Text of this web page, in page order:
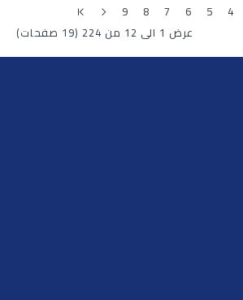
4
5
6
7
8
9
عرض 1 الى 12 من 224 (19 صفحات)